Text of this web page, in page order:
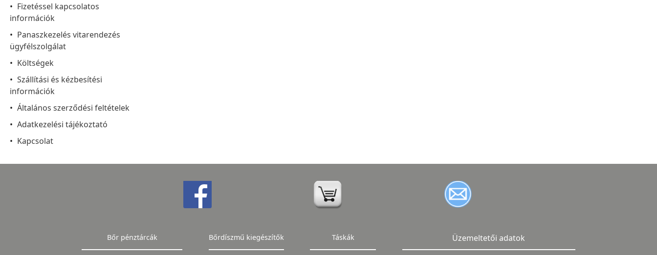
Fizetéssel kapcsolatos
információk
Panaszkezelés vitarendezés
ügyfélszolgálat
Költségek
Szállítási és kézbesítési
információk
Általános szerződési feltételek
Adatkezelési tájékoztató
Kapcsolat
Bőr pénztárcák Bőrdíszmű kiegészítők Táskák Üzemeltetői adatok